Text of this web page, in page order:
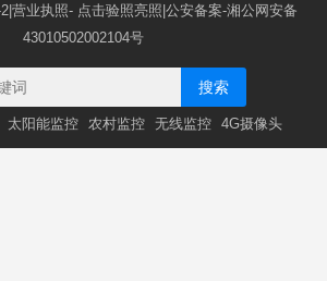
|营业执照- 点击验照亮照 |公安备案-湘公网安备
43010502002104号
搜索
太阳能监控 农村监控 无线监控 4G摄像头